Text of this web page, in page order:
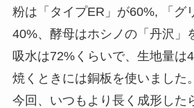
粉は「タイプER」が60%, 「グ
40%、酵母はホシノの「丹沢」
吸水は72%くらいで、生地量は
焼くときには銅板を使いました。
今回、いつもより長く成形した